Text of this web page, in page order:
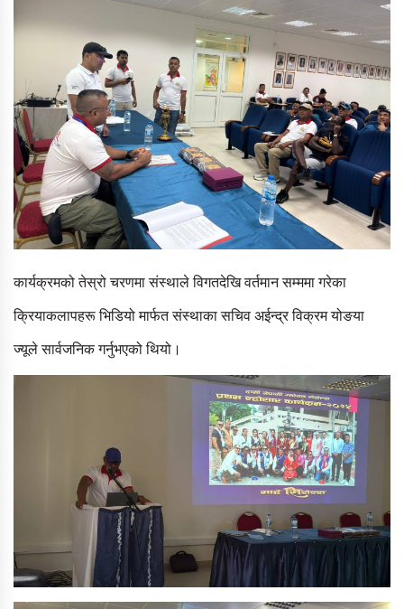
कार्यक्रमको तेस्रो चरणमा संस्थाले विगतदेखि वर्तमान सम्ममा गरेका
क्रियाकलापहरू भिडियो मार्फत संस्थाका सचिव अईन्द्र विक्रम योङया
ज्यूले सार्वजनिक गर्नुभएको थियो।